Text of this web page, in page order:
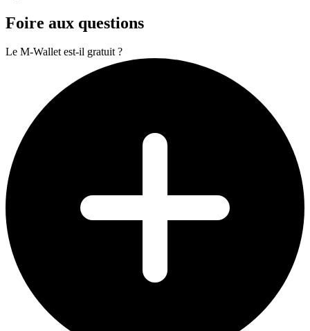
Foire aux questions
Le M-Wallet est-il gratuit ?